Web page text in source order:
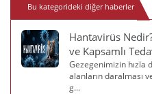
Bu kategorideki diğer haberler
Hantavirüs
ve Kapsamlı
Gezegenimizin hızla
alanların daralması
g...